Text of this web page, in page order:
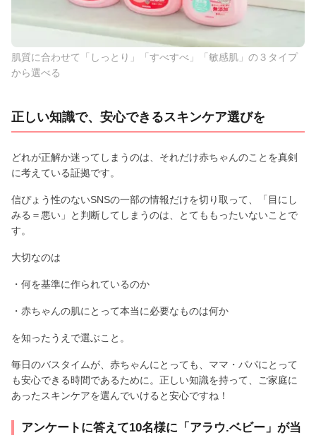
肌質に合わせて「しっとり」「すべすべ」「敏感肌」の３タイプ
から選べる
正しい知識で、安心できるスキンケア選びを
どれが正解か迷ってしまうのは、それだけ赤ちゃんのことを真剣
に考えている証拠です。
信ぴょう性のないSNSの一部の情報だけを切り取って、「目にし
みる＝悪い」と判断してしまうのは、とてももったいないことで
す。
大切なのは
・何を基準に作られているのか
・赤ちゃんの肌にとって本当に必要なものは何か
を知ったうえで選ぶこと。
毎日のバスタイムが、赤ちゃんにとっても、ママ・パパにとって
も安心できる時間であるために。正しい知識を持って、ご家庭に
あったスキンケアを選んでいけると安心ですね！
アンケートに答えて10名様に「アラウ.ベビー」が当